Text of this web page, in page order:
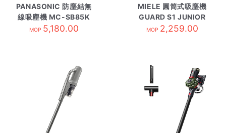
PANASONIC 防塵結無
線吸塵機 MC-SB85K
MOP 5,180.00
MIELE 圓筒式吸塵機
GUARD S1 JUNIOR
MOP 2,259.00